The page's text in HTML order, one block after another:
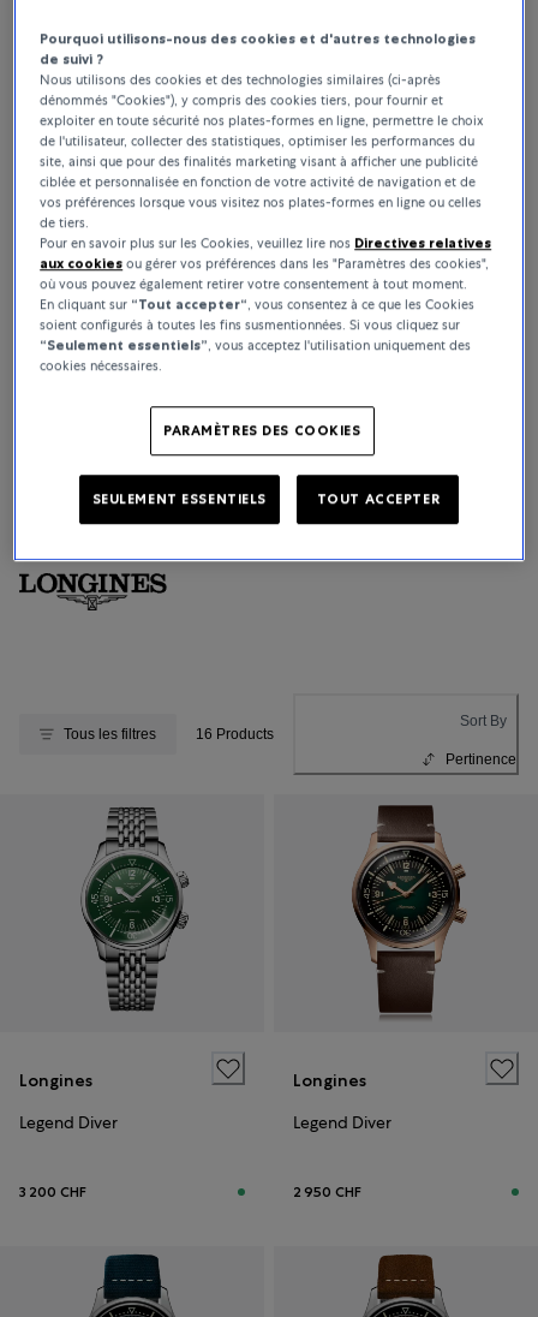
Elegance
Tous les filtres 16 Products
Sort By
Pertinence
Longines
Legend Diver
3 200 CHF
Longines
Legend Diver
2 950 CHF
Pourquoi utilisons-nous des cookies et d'autres technologies
de suivi ?
Nous utilisons des cookies et des technologies similaires (ci-après
dénommés "Cookies"), y compris des cookies tiers, pour fournir et
exploiter en toute sécurité nos plates-formes en ligne, permettre le choix
de l'utilisateur, collecter des statistiques, optimiser les performances du
site, ainsi que pour des finalités marketing visant à afficher une publicité
ciblée et personnalisée en fonction de votre activité de navigation et de
vos préférences lorsque vous visitez nos plates-formes en ligne ou celles
de tiers.
Pour en savoir plus sur les Cookies, veuillez lire nos Directives relatives
aux cookies ou gérer vos préférences dans les "Paramètres des cookies",
où vous pouvez également retirer votre consentement à tout moment.
En cliquant sur “Tout accepter“ , vous consentez à ce que les Cookies
soient configurés à toutes les fins susmentionnées. Si vous cliquez sur
“Seulement essentiels” , vous acceptez l'utilisation uniquement des
cookies nécessaires.
PARAMÈTRES DES COOKIES
SEULEMENT ESSENTIELS TOUT ACCEPTER